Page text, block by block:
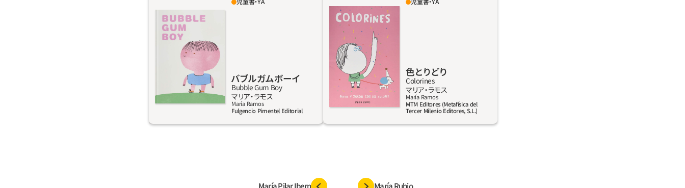
バブルガムボーイは新しい学校で新学年を迎
え、だれでも経験があるように怖気づいてい
る。新しいクラスメイトは自分のことをどう思
うだろう。頭がガムだからって、いじめられな
いかな。まわりを見まわしてみると、たまねぎ
っこもエルネストもみかんちゃんもみんなす
ごくて、いろんなことができる。自分は何がで
きるだろう。ただのガムだもん…。何言ってる
の！ みんな同じだったらたいへん。違うから
いいんだよ。ベストセラー『El libro del
futuro（みらいの本）』（Fulgencio Pimentel SL 、
詳しく見る
バブルガムボーイ
Bubble Gum Boy
マリア‧ラモス
María Ramos
Fulgencio Pimentel Editorial
マリア・ラモスの親しみやすいキャラクターた
ちに手をとられて、ごく小さな子どもたちがゲ
ームや課題に挑戦しながら、色と色の名前を結
びつけられるようになる。色のマジックを理解
するための、見開き展開の20のアクティビティ
ー。
詳しく見る
色とりどり
Colorines
マリア‧ラモス
María Ramos
MTM Editores (Metafísica del
Tercer Milenio Editores, S.L.)
María Pilar Ibern María Rubio